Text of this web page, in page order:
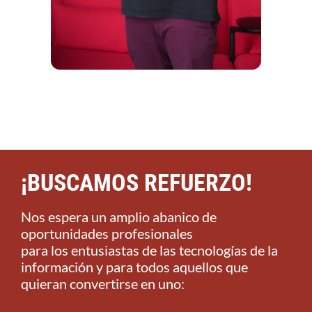
¡BUSCAMOS REFUERZO!​
Nos espera un amplio abanico de
oportunidades profesionales
para los entusiastas de las tecnologías de la
información y para todos aquellos que
quieran convertirse en uno: